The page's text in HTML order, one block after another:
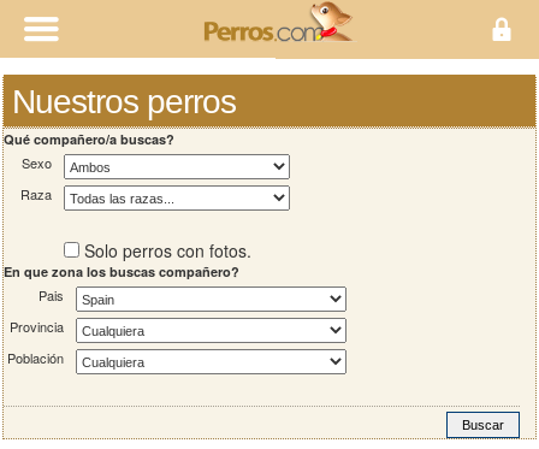
Nuestros perros
Qué compañero/a buscas?
Sexo
Raza
Solo perros con fotos.
En que zona los buscas compañero?
Pais
Provincia
Población